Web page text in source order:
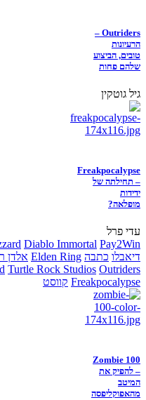
Outriders –
הרעיונות
טובים, הביצוע
שלהם פחות
גיל גוטקין
Freakpocalypse
– תחילתה של
ידידות
מופלאה?
עדי פרל
Diablo Immortal Pay2Win
דיאבלו כתבה Elden Ring אלדן
Turtle Rock Studios Outriders
Freakpocalypse קווסט
Zombie 100
– להפיק את
המיטב
מהאפוקליפסה